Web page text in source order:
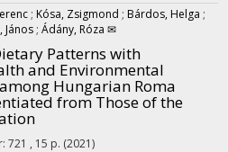
; Kósa, Zsigmond ; Bárdos, Helga ;
János ; Ádány, Róza ✉
Patterns with
and Environmental
Hungarian Roma
from Those of the
721 , 15 p. (2021)